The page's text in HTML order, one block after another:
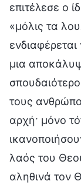
επιτέλεσε ο
«μόλις τα
μια
τους
αρχή· μόνο
λαός του
αληθινά τον